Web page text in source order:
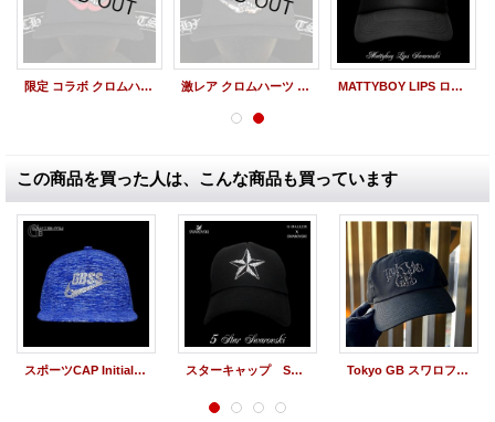
限定 コラボ クロムハーツ MATTYBOY LIPS キャップ 赤 激レア クロムハーツ MATTYBOY LIPS キャップ ヒョウ柄 MATTYBOY LIPS ロゴスワロキャップ 赤
この商品を買った人は、こんな商品も買っています
スポーツCAP Initial STAR（お好きなイニシャルで） スターキャップ SWAROVSKI CAP STAR G-BALLER スワロキャップ Tokyo GB スワロフスキーキャップ 黒 コットンCAP